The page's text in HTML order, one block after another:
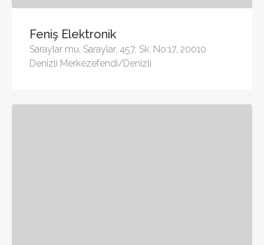
Feniş Elektronik
Saraylar mu, Saraylar, 457. Sk. No:17, 20010
Denizli Merkezefendi/Denizli